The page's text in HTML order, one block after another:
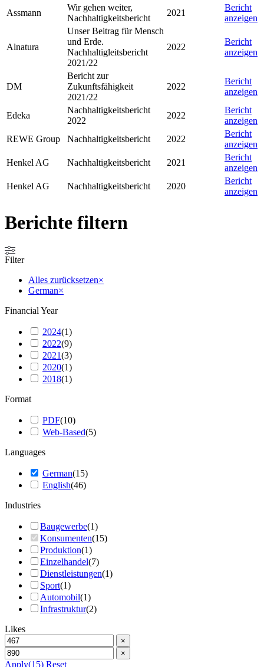
Assmann
Wir gehen weiter,
Nachhaltigkeitsbericht
2021
Bericht
anzeigen
Alnatura
Unser Beitrag für Mensch
und Erde.
Nachhaltigleitsbericht
2021/22
2022
Bericht
anzeigen
DM
Bericht zur
Zukunftsfähigkeit
2021/22
2022
Bericht
anzeigen
Edeka
Nachhaltigkeitsbericht
2022
2022
Bericht
anzeigen
REWE Group
Nachhaltigkeitsbericht 2022
Bericht
anzeigen
Henkel AG
Nachhaltigkeitsbericht 2021
Bericht
anzeigen
Henkel AG
Nachhaltigkeitsbericht 2020
Bericht
anzeigen
Berichte filtern
Filter
Alles zurücksetzen×
German×
Financial Year
2024(1)
2022(9)
2021(3)
2020(1)
2018(1)
Format
PDF(10)
Web-Based(5)
Languages
German(15)
English(46)
Industries
Baugewerbe(1)
Konsumenten(15)
Produktion(1)
Einzelhandel(7)
Dienstleistungen(1)
Sport(1)
Automobil(1)
Infrastruktur(2)
Likes
×
×
Apply(15) Reset